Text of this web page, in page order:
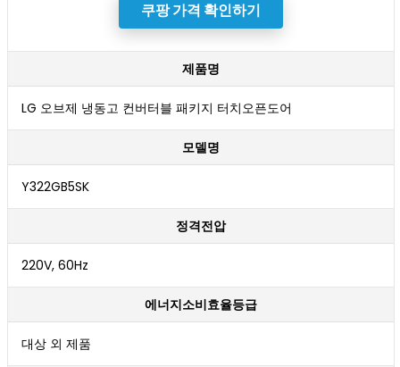
쿠팡 가격 확인하기
제품명
LG 오브제 냉동고 컨버터블 패키지 터치오픈도어
모델명
Y322GB5SK
정격전압
220V, 60Hz
에너지소비효율등급
대상 외 제품